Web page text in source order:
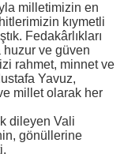
milletimizin en
kıymetli
Fedakârlıkları
huzur ve güven
rahmet, minnet ve
Yavuz,
millet olarak her
dileyen Vali
gönüllerine